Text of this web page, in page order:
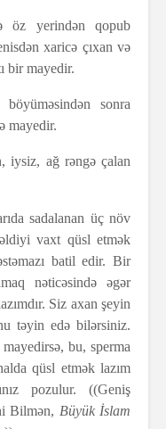
öz yerindən qopub
xaricə çıxan və
bir mayedir.
sonra
mayedir.
iysiz, ağ rəngə çalan
sadalanan üç növ
vaxt qüsl etmək
batil edir. Bir
nəticəsində əgər
Siz axan şeyin
təyin edə bilərsiniz.
bu, sperma
qüsl etmək lazım
pozulur. ((Geniş
Bilmən, Büyük İslam